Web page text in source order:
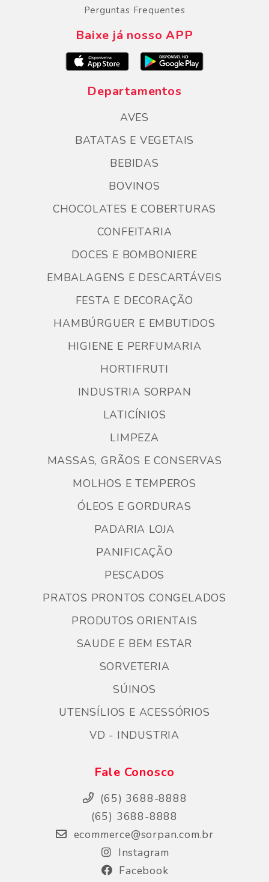
Perguntas Frequentes
Baixe já nosso APP
Departamentos
AVES
BATATAS E VEGETAIS
BEBIDAS
BOVINOS
CHOCOLATES E COBERTURAS
CONFEITARIA
DOCES E BOMBONIERE
EMBALAGENS E DESCARTÁVEIS
FESTA E DECORAÇÃO
HAMBÚRGUER E EMBUTIDOS
HIGIENE E PERFUMARIA
HORTIFRUTI
INDUSTRIA SORPAN
LATICÍNIOS
LIMPEZA
MASSAS, GRÃOS E CONSERVAS
MOLHOS E TEMPEROS
ÓLEOS E GORDURAS
PADARIA LOJA
PANIFICAÇÃO
PESCADOS
PRATOS PRONTOS CONGELADOS
PRODUTOS ORIENTAIS
SAUDE E BEM ESTAR
SORVETERIA
SÚINOS
UTENSÍLIOS E ACESSÓRIOS
VD - INDUSTRIA
Fale Conosco
(65) 3688-8888
(65) 3688-8888
ecommerce@sorpan.com.br
Instagram
Facebook